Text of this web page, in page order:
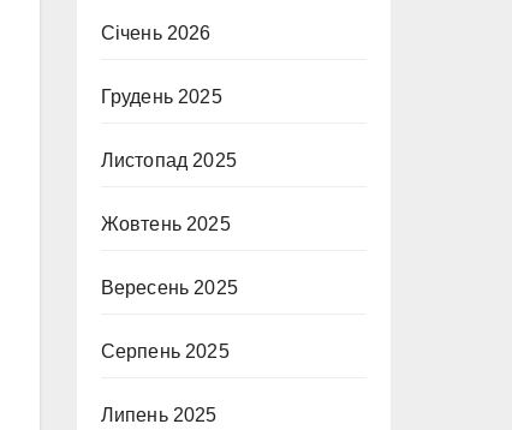
Січень 2026
Грудень 2025
Листопад 2025
Жовтень 2025
Вересень 2025
Серпень 2025
Липень 2025